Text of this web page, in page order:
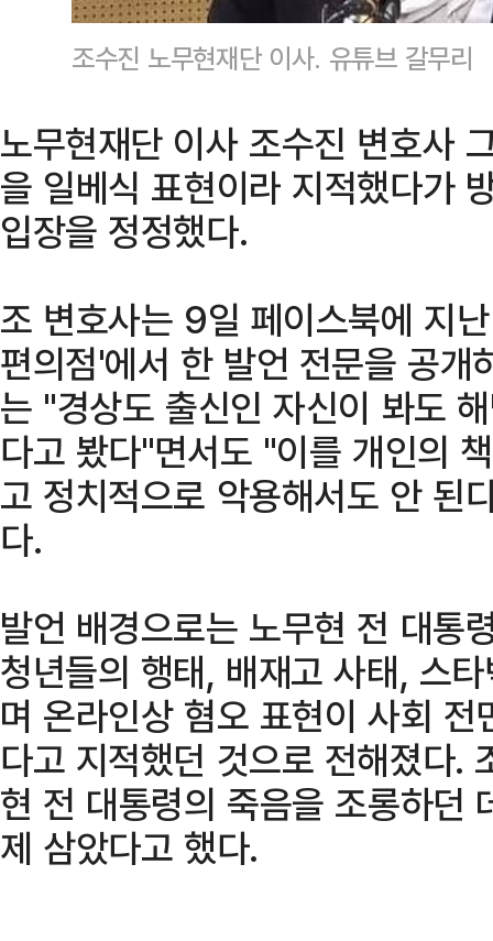
조수진 노무현재단 이사. 유튜브 갈무리
노무현재단 이사 조수진 변호사
을 일베식 표현이라 지적했다가
입장을 정정했다.
조 변호사는 9일 페이스북에 지
편의점'에서 한 발언 전문을 공개
는 "경상도 출신인 자신이 봐도
다고 봤다"면서도 "이를 개인의
고 정치적으로 악용해서도 안 된
다.
발언 배경으로는 노무현 전 대통
청년들의 행태, 배재고 사태, 스
며 온라인상 혐오 표현이 사회
다고 지적했던 것으로 전해졌다.
현 전 대통령의 죽음을 조롱하던
제 삼았다고 했다.